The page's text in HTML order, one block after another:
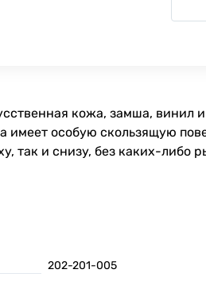
кожа, замша, винил
особую скользящую
так и снизу, без каких-либо
202-201-005